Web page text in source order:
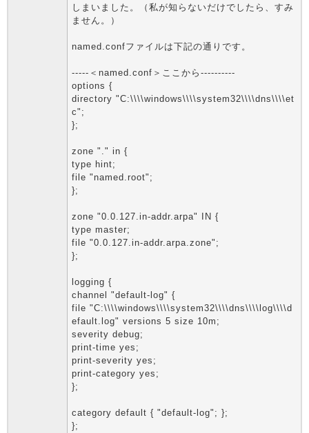
しまいました。（私が知らないだけでしたら、すみ
ません。）
named.confファイルは下記の通りです。
-----＜named.conf＞ここから----------
options {
directory "C:\\\\windows\\\\system32\\\\dns\\\\et
c";
};
zone "." in {
type hint;
file "named.root";
};
zone "0.0.127.in-addr.arpa" IN {
type master;
file "0.0.127.in-addr.arpa.zone";
};
logging {
channel "default-log" {
file "C:\\\\windows\\\\system32\\\\dns\\\\log\\\\d
efault.log" versions 5 size 10m;
severity debug;
print-time yes;
print-severity yes;
print-category yes;
};
category default { "default-log"; };
};